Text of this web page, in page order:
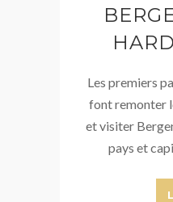
Les premiers
font remonter
et visiter
pays et